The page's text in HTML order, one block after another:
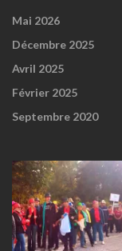
Mai 2026
Décembre 2025
Avril 2025
Février 2025
Septembre 2020